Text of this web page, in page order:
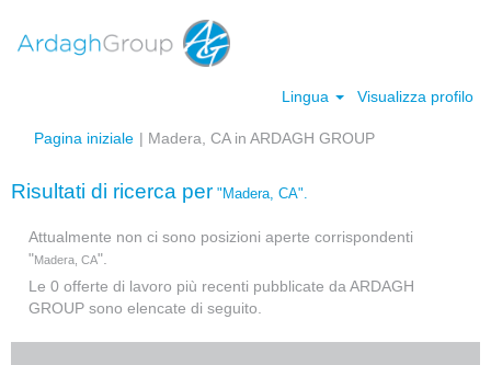
Lingua Visualizza profilo
Pagina iniziale | Madera, CA in ARDAGH GROUP(pagina
Risultati di ricerca per "Madera, CA".
Attualmente non ci sono posizioni aperte corrispondenti
"Madera, CA".
Le 0 offerte di lavoro più recenti pubblicate da ARDAGH
GROUP sono elencate di seguito.